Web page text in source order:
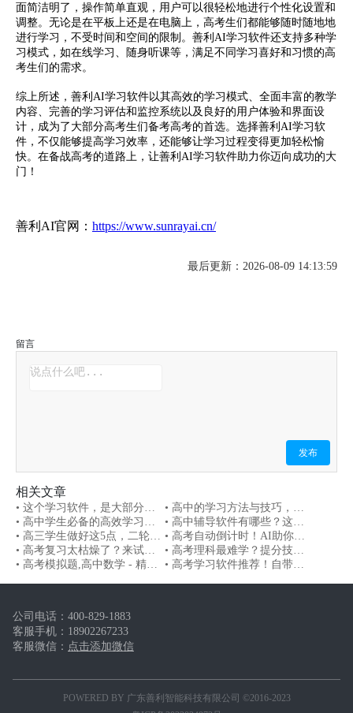
面简洁明了，操作简单直观，用户可以很轻松地进行个性化设置和
调整。无论是在平板上还是在电脑上，高考生们都能够随时随地地
进行学习，不受时间和空间的限制。善利AI学习软件还支持多种学
习模式，如在线学习、随身听课等，满足不同学习喜好和习惯的高
考生们的需求。
综上所述，善利AI学习软件以其高效的学习模式、全面丰富的教学
内容、完善的学习评估和监控系统以及良好的用户体验和界面设
计，成为了大部分高考生们备考高考的首选。选择善利AI学习软
件，不仅能够提高学习效率，还能够让学习过程变得更加轻松愉
快。在备战高考的道路上，让善利AI学习软件助力你迈向成功的大
门！
善利AI官网： https://www.sunrayai.cn/
最后更新：2026-08-09 14:13:59
留言
发布
相关文章
• 这个学习软件，是大部分高
考生的选择！因为它高效！
• 高中的学习方法与技巧，高
考学习软件有什么帮助吗？
• 高中学生必备的高效学习方
法，推荐这款强大的高考刷题
软件
• 高中辅导软件有哪些？这款
学习软件来瞧一下
• 高三学生做好这5点，二轮复
习不用愁！助你形成完善的高
考知识体系
• 高考自动倒计时！AI助你一
臂之力！
• 高考复习太枯燥了？来试一
下这款善利AI
• 高考理科最难学？提分技巧
在这里
• 高考模拟题,高中数学 - 精选
• 高考学习软件推荐！自带高
公司电话： 400-829-1883
客服手机： 18902267233
客服微信： 点击添加微信
POWERED BY 广东善利智能科技有限公司 ©2016-2023